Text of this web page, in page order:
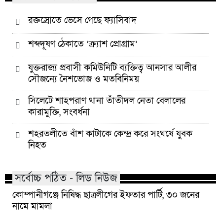
রক্তস্রোতে ভেসে গেছে ফ্যাসিবাদ
শব্দদূষণ ঠেকাতে ‘ক্র্যাশ প্রোগ্রাম’
যুক্তরাজ্য প্রবাসী কমিউনিটি ব্যক্তিত্ব আনসার আলীর
সৌজন্যে নৈশভোজ ও মতবিনিময়
সিলেটে শাহপরাণ থানা তাঁতীদল নেতা বেলালের
কারামুক্তি, সংবর্ধনা
শহরতলীতে বাঁশ কাটাকে কেন্দ্র করে সংঘর্ষে যুবক
নিহত
সর্বোচ্চ পঠিত - লিড নিউজ
কোম্পানীগঞ্জে নিষিদ্ধ ছাত্রলীগের ইফতার পার্টি, ৩০ জনের
নামে মামলা